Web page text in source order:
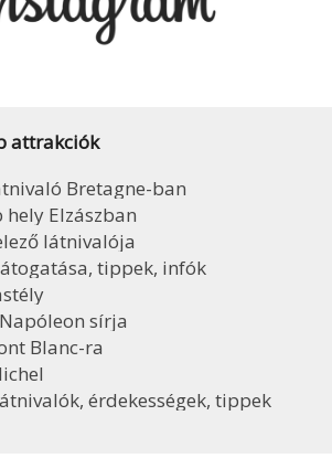
attrakciók
Bretagne-ban
hely Elzászban
látnivalója
tippek, infók
sírja
Blanc-ra
érdekességek, tippek